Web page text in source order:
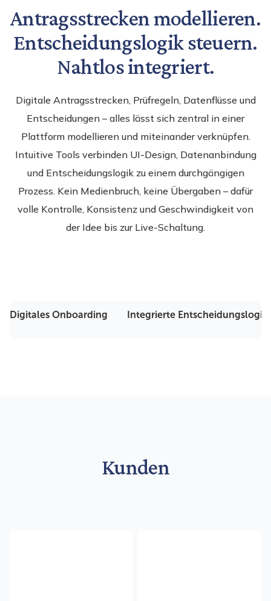
Antragsstrecken modellieren.
Entscheidungslogik steuern.
Nahtlos integriert.
Digitale Antragsstrecken, Prüfregeln, Datenflüsse und
Entscheidungen – alles lässt sich zentral in einer
Plattform modellieren und miteinander verknüpfen.
Intuitive Tools verbinden UI-Design, Datenanbindung
und Entscheidungslogik zu einem durchgängigen
Prozess. Kein Medienbruch, keine Übergaben – dafür
volle Kontrolle, Konsistenz und Geschwindigkeit von
der Idee bis zur Live-Schaltung.
Digitales Onboarding Integrierte Entscheidungslogik
Kunden